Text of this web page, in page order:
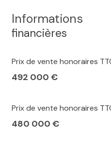
Informations
financières
Prix de vente honoraires
492 000 €
Prix de vente honoraires
480 000 €